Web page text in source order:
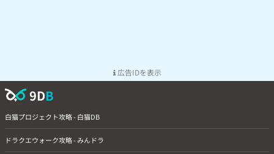
広告IDを表示
9DB
白猫プロジェクト攻略 - 白猫DB
ドラクエウォーク攻略 - みんドラ